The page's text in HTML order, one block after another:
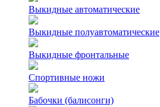
Выкидные автоматические
Выкидные полуавтоматические
Выкидные фронтальные
Спортивные ножи
Бабочки (балисонги)